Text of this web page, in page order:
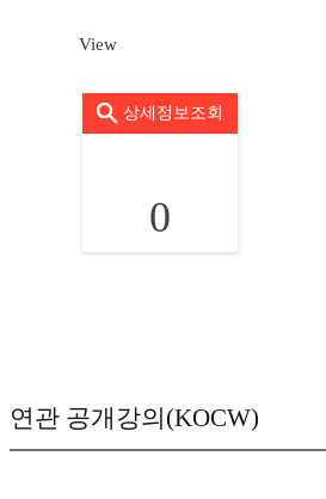
View
상세정보조회
0
연관 공개강의(KOCW)